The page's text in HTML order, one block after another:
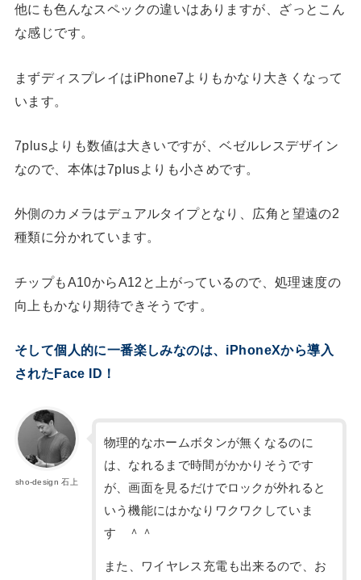
他にも色んなスペックの違いはありますが、ざっとこん
な感じです。
まずディスプレイはiPhone7よりもかなり大きくなって
います。
7plusよりも数値は大きいですが、ベゼルレスデザイン
なので、本体は7plusよりも小さめです。
外側のカメラはデュアルタイプとなり、広角と望遠の2
種類に分かれています。
チップもA10からA12と上がっているので、処理速度の
向上もかなり期待できそうです。
そして個人的に一番楽しみなのは、iPhoneXから導入
されたFace ID！
sho-design 石上
物理的なホームボタンが無くなるのに
は、なれるまで時間がかかりそうです
が、画面を見るだけでロックが外れると
いう機能にはかなりワクワクしていま
す ＾＾
また、ワイヤレス充電も出来るので、お